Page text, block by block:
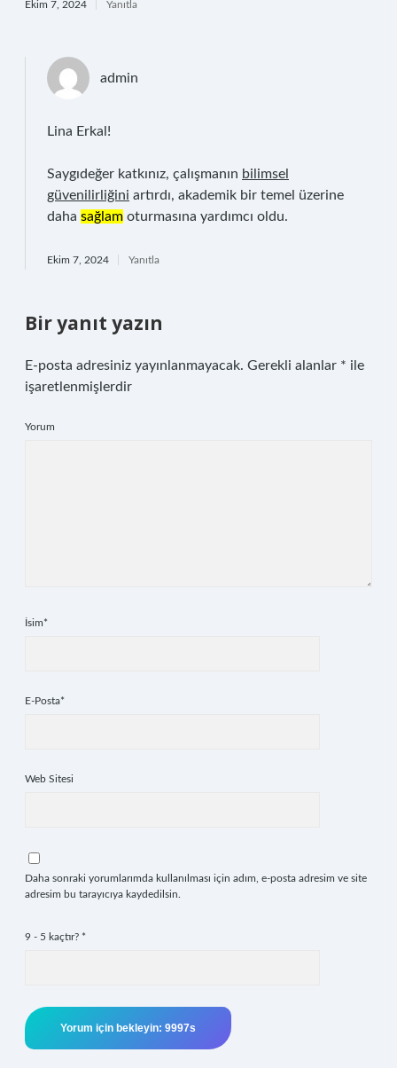
Ekim 7, 2024 Yanıtla
admin
Lina Erkal!
Saygıdeğer katkınız, çalışmanın bilimsel
güvenilirliğini artırdı, akademik bir temel üzerine
daha sağlam oturmasına yardımcı oldu.
Ekim 7, 2024 Yanıtla
Bir yanıt yazın
E-posta adresiniz yayınlanmayacak. Gerekli alanlar * ile
işaretlenmişlerdir
Yorum
İsim*
E-Posta*
Web Sitesi
Daha sonraki yorumlarımda kullanılması için adım, e-posta adresim ve site
adresim bu tarayıcıya kaydedilsin.
9 - 5 kaçtır? *